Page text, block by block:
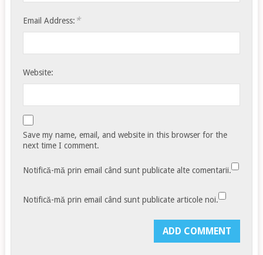
Email Address: *
Website:
Save my name, email, and website in this browser for the
next time I comment.
Notifică-mă prin email când sunt publicate alte comentarii.
Notifică-mă prin email când sunt publicate articole noi.